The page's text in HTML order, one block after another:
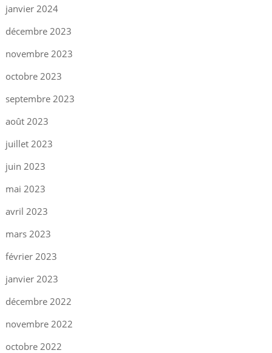
janvier 2024
décembre 2023
novembre 2023
octobre 2023
septembre 2023
août 2023
juillet 2023
juin 2023
mai 2023
avril 2023
mars 2023
février 2023
janvier 2023
décembre 2022
novembre 2022
octobre 2022